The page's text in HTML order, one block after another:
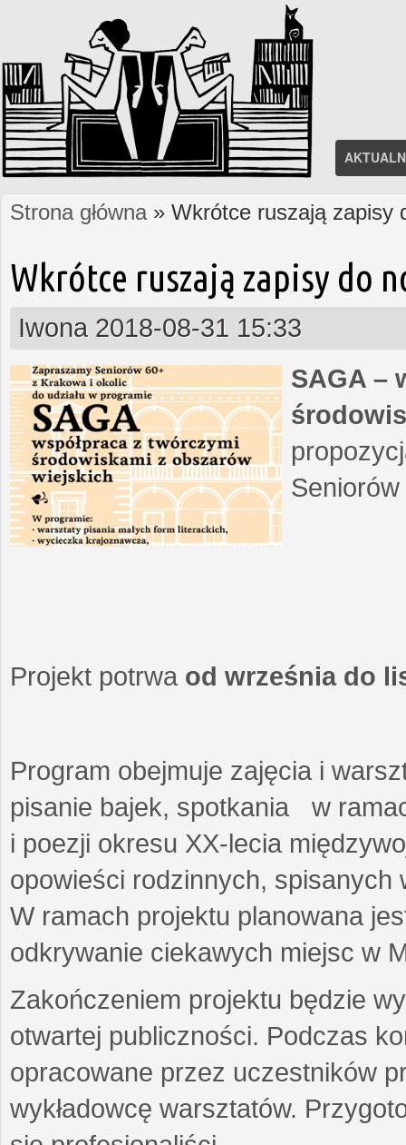
Jesteś tutaj
Strona główna» Wkrótce ruszają zapisy
Wkrótce ruszają zapisy do
Iwona 2018-08-31 15:33
SAGA –
Projekt potrwa od września do
Program obejmuje zajęcia i
pisanie bajek, spotkania w
i poezji okresu XX-lecia
opowieści rodzinnych,
W ramach projektu planowana
odkrywanie ciekawych miejsc w
Zakończeniem projektu będzie
otwartej publiczności. Podczas
opracowane przez uczestników
wykładowcę warsztatów.